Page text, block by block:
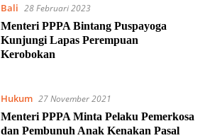
Bali 28 Februari 2023
Menteri PPPA Bintang Puspayoga
Kunjungi Lapas Perempuan
Kerobokan
Hukum 27 November 2021
Menteri PPPA Minta Pelaku Pemerkosa
dan Pembunuh Anak Kenakan Pasal